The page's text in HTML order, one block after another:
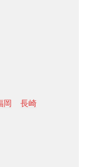
岡
長崎